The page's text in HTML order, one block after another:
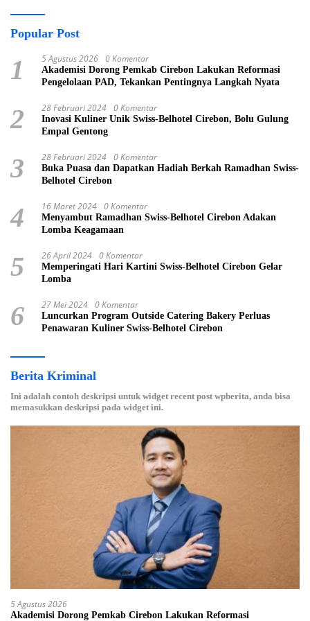
Popular Post
1 5 Agustus 2026 0 Komentar
Akademisi Dorong Pemkab Cirebon Lakukan Reformasi
Pengelolaan PAD, Tekankan Pentingnya Langkah Nyata
2 28 Februari 2024 0 Komentar
Inovasi Kuliner Unik Swiss-Belhotel Cirebon, Bolu Gulung
Empal Gentong
3 28 Februari 2024 0 Komentar
Buka Puasa dan Dapatkan Hadiah Berkah Ramadhan Swiss-
Belhotel Cirebon
4 16 Maret 2024 0 Komentar
Menyambut Ramadhan Swiss-Belhotel Cirebon Adakan
Lomba Keagamaan
5 26 April 2024 0 Komentar
Memperingati Hari Kartini Swiss-Belhotel Cirebon Gelar
Lomba
6 27 Mei 2024 0 Komentar
Luncurkan Program Outside Catering Bakery Perluas
Penawaran Kuliner Swiss-Belhotel Cirebon
Berita Kriminal
Ini adalah contoh deskripsi untuk widget recent post wpberita, anda bisa
memasukkan deskripsi pada widget ini.
5 Agustus 2026
Akademisi Dorong Pemkab Cirebon Lakukan Reformasi